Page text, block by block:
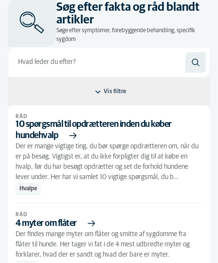
Søg efter fakta og råd blandt
artikler
Søge efter symptomer, forebyggende behandling, specifik
sygdom
Vis filtre
Filtrer efter: Efter relevans
Efter relevans
Alfabetisk
Artiklens type
Råd
Symptom
Alle fagområder
Akut
Alle dyretyper
Hund
Hvalpe
Tandpleje
RÅD
10 spørgsmål til opdrætteren inden du køber
hundehvalp
Der er mange vigtige ting, du bør spørge opdrætteren om, når du
er på besøg. Vigtigst er, at du ikke forpligter dig til at købe en
hvalp, før du har besøgt opdrætter og set de forhold hundene
lever under. Her har vi samlet 10 vigtige spørgsmål, du b…
Hvalpe
RÅD
4 myter om flåter
Der findes mange myter om flåter og smitte af sygdomme fra
flåter til hunde. Her tager vi fat i de 4 mest udbredte myter og
forklarer, hvad der er sandt og hvad der bare er myter.